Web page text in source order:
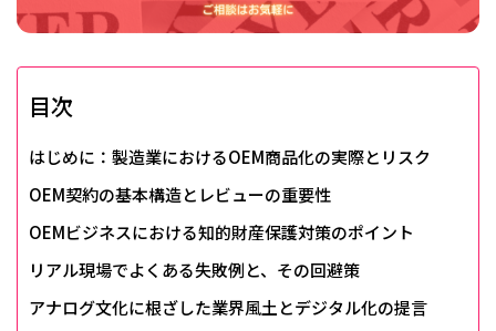
目次
はじめに：製造業におけるOEM商品化の実際とリスク
OEM契約の基本構造とレビューの重要性
OEMビジネスにおける知的財産保護対策のポイント
リアル現場でよくある失敗例と、その回避策
アナログ文化に根ざした業界風土とデジタル化の提言